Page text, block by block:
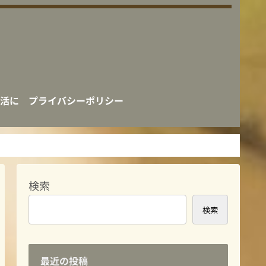
に プライバシーポリシー
検索
検索
最近の投稿